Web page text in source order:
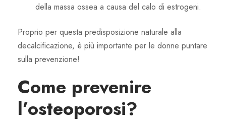
della massa ossea a causa del calo di estrogeni.
Proprio per questa predisposizione naturale alla
decalcificazione, è più importante per le donne puntare
sulla prevenzione!
Come prevenire
l’osteoporosi?